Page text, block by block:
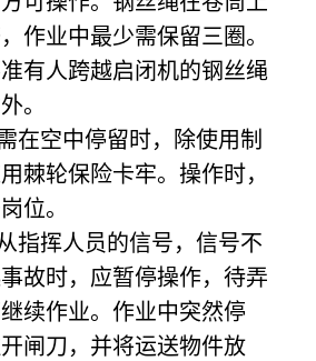
作业中最少需保留三圈。
有人跨越启闭机的钢丝绳
。
在空中停留时，除使用制
棘轮保险卡牢。操作时，
位。
指挥人员的信号，信号不
故时，应暂停操作，待弄
续作业。作业中突然停
闸刀，并将运送物件放